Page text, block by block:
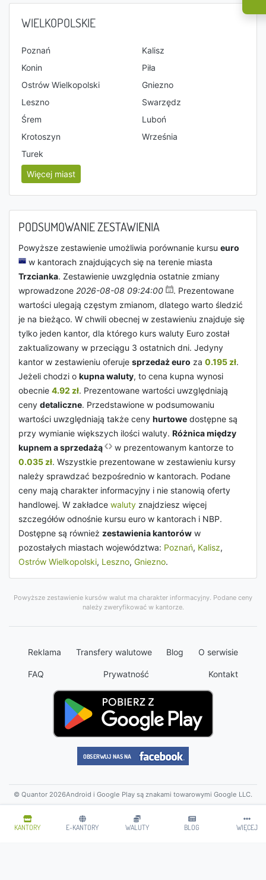
KANTORY E-KANTORY WALUTY BLOG WIĘCEJ
WIELKOPOLSKIE
Poznań
Kalisz
Konin
Piła
Ostrów Wielkopolski
Gniezno
Leszno
Swarzędz
Śrem
Luboń
Krotoszyn
Września
Turek
Więcej miast
PODSUMOWANIE ZESTAWIENIA
Powyższe zestawienie umożliwia porównanie kursu euro
w kantorach znajdujących się na terenie miasta
Trzcianka. Zestawienie uwzględnia ostatnie zmiany
wprowadzone 2026-08-08 09:24:00
. Prezentowane
wartości ulegają częstym zmianom, dlatego warto śledzić
je na bieżąco. W chwili obecnej w zestawieniu znajduje się
tylko jeden kantor, dla którego kurs waluty Euro został
zaktualizowany w przeciągu 3 ostatnich dni. Jedyny
kantor w zestawieniu oferuje sprzedaż euro za 0.195 zł.
Jeżeli chodzi o kupna waluty, to cena kupna wynosi
obecnie 4.92 zł. Prezentowane wartości uwzględniają
ceny detaliczne. Przedstawione w podsumowaniu
wartości uwzględniają także ceny hurtowe dostępne są
przy wymianie większych ilości waluty. Różnica między
kupnem a sprzedażą
w prezentowanym kantorze to
0.035 zł. Wszystkie prezentowane w zestawieniu kursy
należy sprawdzać bezpośrednio w kantorach. Podane
ceny mają charakter informacyjny i nie stanowią oferty
handlowej. W zakładce waluty znajdziesz więcej
szczegółów odnośnie kursu euro w kantorach i NBP.
Dostępne są również zestawienia kantorów w
pozostałych miastach województwa: Poznań, Kalisz,
Ostrów Wielkopolski, Leszno, Gniezno.
Powyższe zestawienie kursów walut ma charakter informacyjny. Podane ceny
należy zweryfikować w kantorze.
Reklama Transfery walutowe Blog O serwisie
FAQ Prywatność Kontakt
© Quantor 2026Android i Google Play są znakami towarowymi Google LLC.